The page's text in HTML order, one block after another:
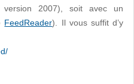
2007), soit avec un
FeedReader). Il vous suffit d’y